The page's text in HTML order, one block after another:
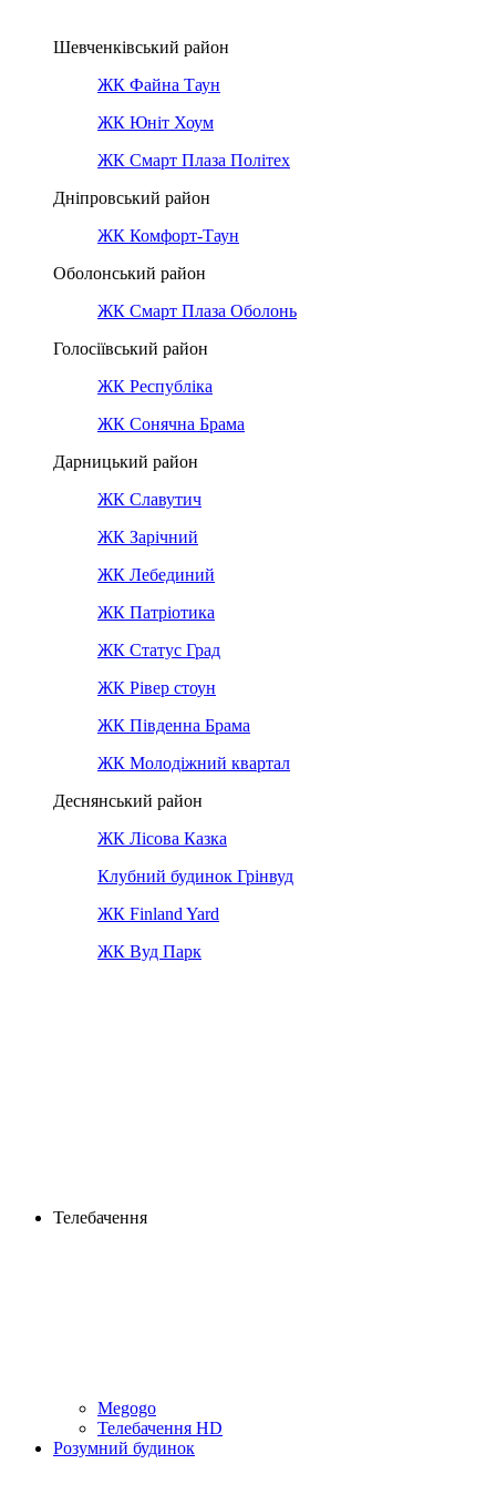
Шевченківський район
ЖК Файна Таун
ЖК Юніт Хоум
ЖК Смарт Плаза Політех
Дніпровський район
ЖК Комфорт-Таун
Оболонський район
ЖК Смарт Плаза Оболонь
Голосіївський район
ЖК Республіка
ЖК Сонячна Брама
Дарницький район
ЖК Славутич
ЖК Зарічний
ЖК Лебединий
ЖК Патріотика
ЖК Статус Град
ЖК Рівер стоун
ЖК Південна Брама
ЖК Молодіжний квартал
Деснянський район
ЖК Лісова Казка
Клубний будинок Грінвуд
ЖК Finland Yard
ЖК Вуд Парк
Телебачення
Megogo
Телебачення HD
Розумний будинок